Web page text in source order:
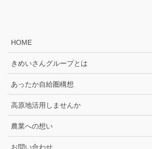
HOME
きめいさんグループとは
あったか自給圏構想
高原地活用しませんか
農業への想い
お問い合わせ